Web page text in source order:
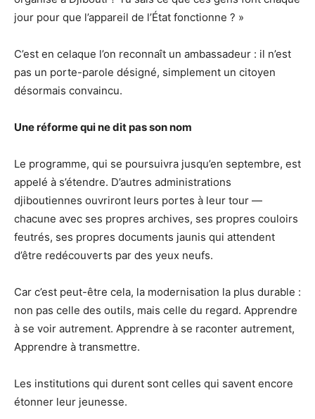
jour pour que l’appareil de l’État fonctionne ? »
C’est en celaque l’on reconnaît un ambassadeur : il n’est
pas un porte-parole désigné, simplement un citoyen
désormais convaincu.
Une réforme qui ne dit pas son nom
Le programme, qui se poursuivra jusqu’en septembre, est
appelé à s’étendre. D’autres administrations
djiboutiennes ouvriront leurs portes à leur tour —
chacune avec ses propres archives, ses propres couloirs
feutrés, ses propres documents jaunis qui attendent
d’être redécouverts par des yeux neufs.
Car c’est peut-être cela, la modernisation la plus durable :
non pas celle des outils, mais celle du regard. Apprendre
à se voir autrement. Apprendre à se raconter autrement,
Apprendre à transmettre.
Les institutions qui durent sont celles qui savent encore
étonner leur jeunesse.